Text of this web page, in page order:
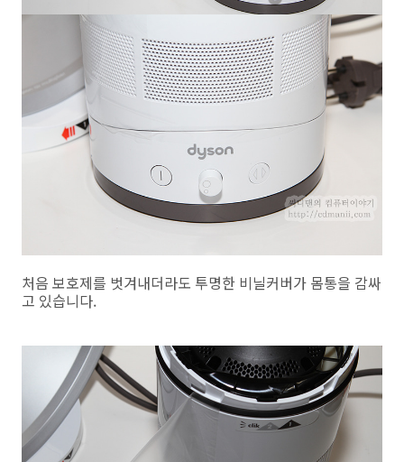
처음 보호제를 벗겨내더라도 투명한 비닐커버가 몸통을 감싸
고 있습니다.